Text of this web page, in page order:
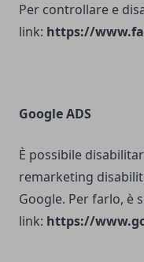
Per controllare e
link: https://
Google ADS
È possibile
remarketing
Google. Per farlo, è
link: https://